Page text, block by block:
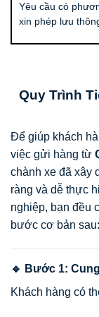
Yêu cầu có
xin phép lưu
Quy Trình
Để giúp khách
việc gửi hàng từ
chành xe đã xây
ràng và dễ thực
nghiệp, bạn đều
bước cơ bản sau:
🔹 Bước 1:
Khách hàng có